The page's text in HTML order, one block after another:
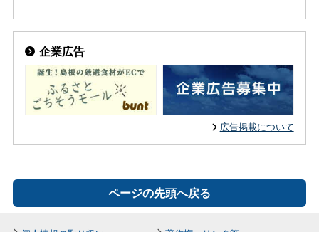
企業広告
広告掲載について
ページの先頭へ戻る